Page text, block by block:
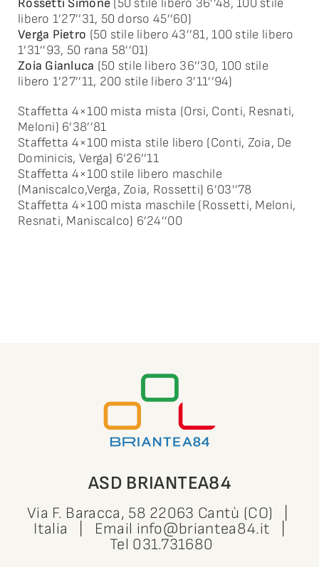
libero 1’27’’31, 50 dorso 45’’60)
Verga Pietro (50 stile libero 43’’81, 100 stile libero
1’31’’93, 50 rana 58’’01)
Zoia Gianluca (50 stile libero 36’’30, 100 stile
libero 1’27’’11, 200 stile libero 3’11’’94)
Staffetta 4×100 mista mista (Orsi, Conti, Resnati,
Meloni) 6’38’’81
Staffetta 4×100 mista stile libero (Conti, Zoia, De
Dominicis, Verga) 6’26’’11
Staffetta 4×100 stile libero maschile
(Maniscalco,Verga, Zoia, Rossetti) 6’03’’78
Staffetta 4×100 mista maschile (Rossetti, Meloni,
Resnati, Maniscalco) 6’24’’00
ASD BRIANTEA84
Via F. Baracca, 58 22063 Cantù (CO) |
Italia | Email info@briantea84.it
Tel 031.731680